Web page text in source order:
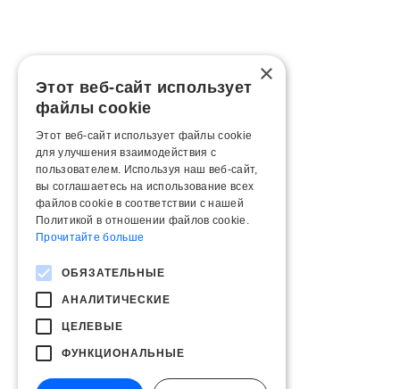
×
Этот веб-сайт использует
файлы cookie
Этот веб-сайт использует файлы cookie
для улучшения взаимодействия с
пользователем. Используя наш веб-сайт,
вы соглашаетесь на использование всех
файлов cookie в соответствии с нашей
Политикой в ​​отношении файлов cookie.
Прочитайте больше
ОБЯЗАТЕЛЬНЫЕ
АНАЛИТИЧЕСКИЕ
ЦЕЛЕВЫЕ
ФУНКЦИОНАЛЬНЫЕ